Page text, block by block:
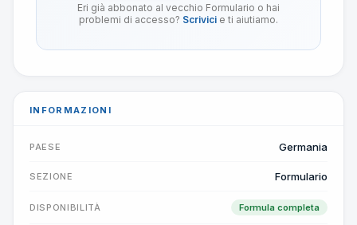
Eri già abbonato al vecchio Formulario o hai
problemi di accesso? Scrivici e ti aiutiamo.
INFORMAZIONI
PAESE Germania
SEZIONE Formulario
DISPONIBILITÀ Formula completa